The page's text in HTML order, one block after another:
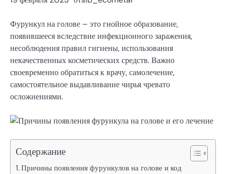
Фурункул на голове – это гнойное образование,
появившееся вследствие инфекционного заражения,
несоблюдения правил гигиены, использования
некачественных косметических средств. Важно
своевременно обратиться к врачу, самолечение,
самостоятельное выдавливание чирья чревато
осложнениями.
Содержание
Причины появления фурункулов на голове и код